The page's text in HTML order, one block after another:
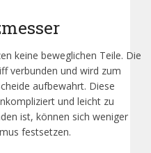
keine beweglichen Teile. Die
verbunden und wird zum
aufbewahrt. Diese
und leicht zu
ist, können sich weniger
festsetzen.